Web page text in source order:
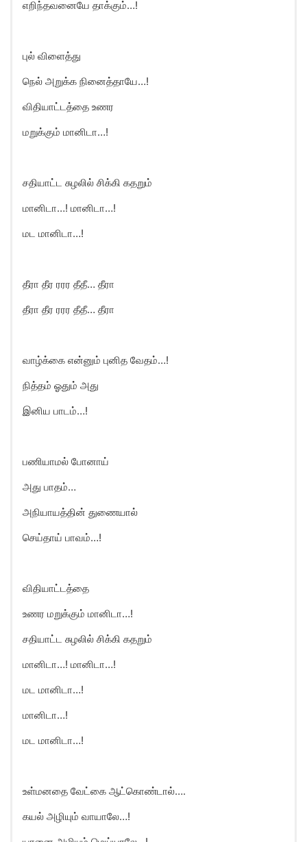
எறிந்தவனையே தாக்கும்…!
புல் விளைத்து
நெல் அறுக்க நினைத்தாயே…!
விதியாட்டத்தை உணர
மறுக்கும் மானிடா…!
சதியாட்ட சுழலில் சிக்கி கதறும்
மானிடா…! மானிடா…!
மட மானிடா…!
தீரா தீர ரரர தீதீ… தீரா
தீரா தீர ரரர தீதீ… தீரா
வாழ்க்கை என்னும் புனித வேதம்…!
நித்தம் ஓதும் அது
இனிய பாடம்…!
பணியாமல் போனாய்
அது பாதம்…
அநியாயத்தின் துணையால்
செய்தாய் பாவம்…!
விதியாட்டத்தை
உணர மறுக்கும் மானிடா…!
சதியாட்ட சுழலில் சிக்கி கதறும்
மானிடா…! மானிடா…!
மட மானிடா…!
மானிடா…!
மட மானிடா…!
உள்மனதை வேட்கை ஆட்கொண்டால்….
கயல் அழியும் வாயாலே…!